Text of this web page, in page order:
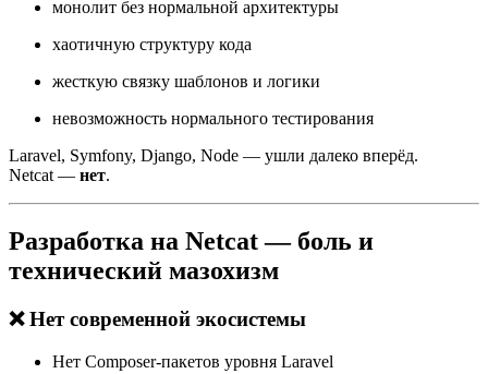
монолит без нормальной архитектуры
хаотичную структуру кода
жесткую связку шаблонов и логики
невозможность нормального тестирования
Laravel, Symfony, Django, Node — ушли далеко вперёд.
Netcat — нет.
Разработка на Netcat — боль и
технический мазохизм
❌ Нет современной экосистемы
Нет Composer-пакетов уровня Laravel